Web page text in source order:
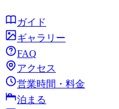
ガイド
ギャラリー
FAQ
アクセス
営業時間・料金
泊まる